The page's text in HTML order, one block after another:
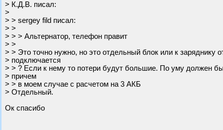
> К.Д.В. писал:
>
> > sergey fild писал:
> >
> > > Альтернатор, телефон правит
> >
> > Это точно нужно, но это отдельный блок или к заряднику
> подключается
> > ? Если к нему то потери будут большие. По уму должен
> причем
> > в моем случае с расчетом на 3 АКБ
> Отдельный.
Ок спасибо